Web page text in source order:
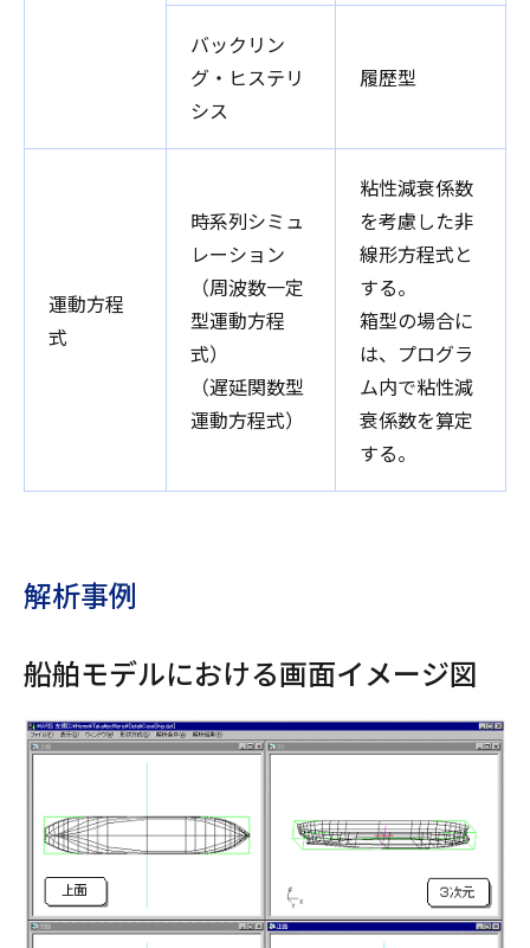
バックリン
グ・ヒステリ
シス
履歴型
運動方程
式
時系列シミュ
レーション
（周波数一定
型運動方程
式）
（遅延関数型
運動方程式）
粘性減衰係数
を考慮した非
線形方程式と
する。
箱型の場合に
は、プログラ
ム内で粘性減
衰係数を算定
する。
解析事例
船舶モデルにおける画面イメージ図